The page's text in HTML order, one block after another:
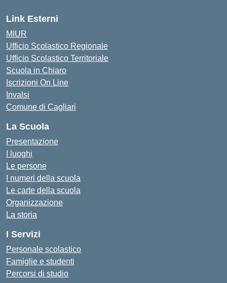
Link Esterni
MIUR
Ufficio Scolastico Regionale
Ufficio Scolastico Territoriale
Scuola in Chiaro
Iscrizioni On Line
Invalsi
Comune di Cagliari
La Scuola
Presentazione
I luoghi
Le persone
I numeri della scuola
Le carte della scuola
Organizzazione
La storia
I Servizi
Personale scolastico
Famiglie e studenti
Percorsi di studio